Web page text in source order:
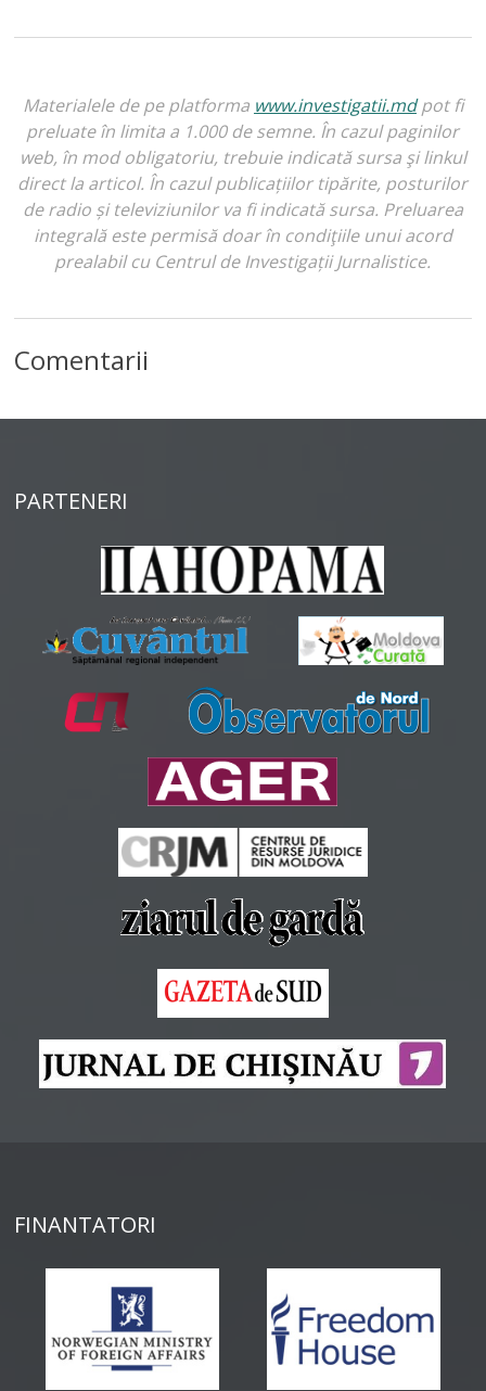
Materialele de pe platforma www.investigatii.mdpot fi
preluate în limita a 1.000 de semne. În cazul paginilor
web, în mod obligatoriu, trebuie indicată sursa şi linkul
direct la articol. În cazul publicațiilor tipărite, posturilor
de radio și televiziunilor va fi indicată sursa. Preluarea
integrală este permisă doar în condiţiile unui acord
prealabil cu Centrul de Investigații Jurnalistice.
Comentarii
PARTENERI
FINANTATORI